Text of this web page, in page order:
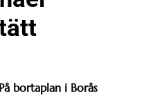
bortaplan i Borås